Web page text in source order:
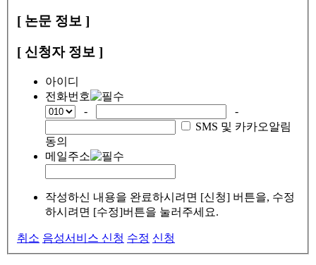
[ 논문 정보 ]
[ 신청자 정보 ]
아이디
전화번호
-
-
SMS 및 카카오알림
동의
메일주소
작성하신 내용을 완료하시려면 [신청] 버튼을, 수정
하시려면 [수정]버튼을 눌러주세요.
취소 음성서비스 신청 수정 신청